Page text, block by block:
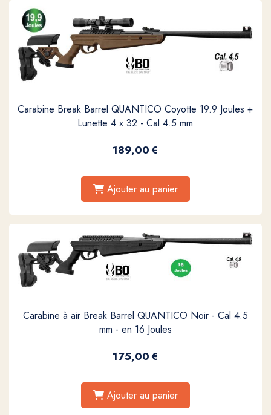
Carabine Break Barrel QUANTICO Coyotte 19.9 Joules +
Lunette 4 x 32 - Cal 4.5 mm
189,00€
Ajouter au panier
Carabine à air Break Barrel QUANTICO Noir - Cal 4.5
mm - en 16 Joules
175,00€
Ajouter au panier